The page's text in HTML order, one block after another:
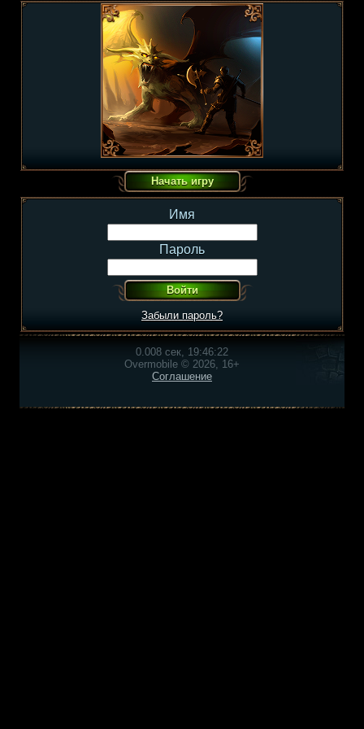
Имя
Пароль
Забыли пароль?
0.008 сек, 19:46:22
Overmobile © 2026, 16+
Соглашение